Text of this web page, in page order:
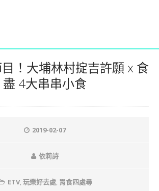
！大埔林村掟吉許願 x 食
盡 4大串串小食
2019-02-07
依莉詩
ETV,玩樂好去處, 胃食四處尋